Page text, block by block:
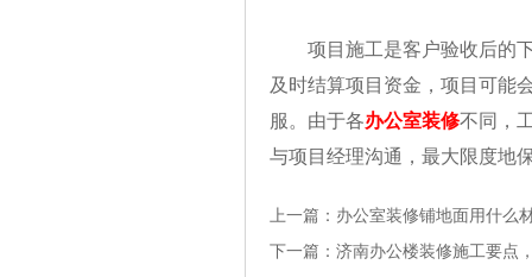
项目施工是客户验收后的下
及时结算项目资金，项目可能
服。由于各办公室装修不同，
与项目经理沟通，最大限度地
上一篇： 办公室装修铺地面用什么
下一篇： 济南办公楼装修施工要点